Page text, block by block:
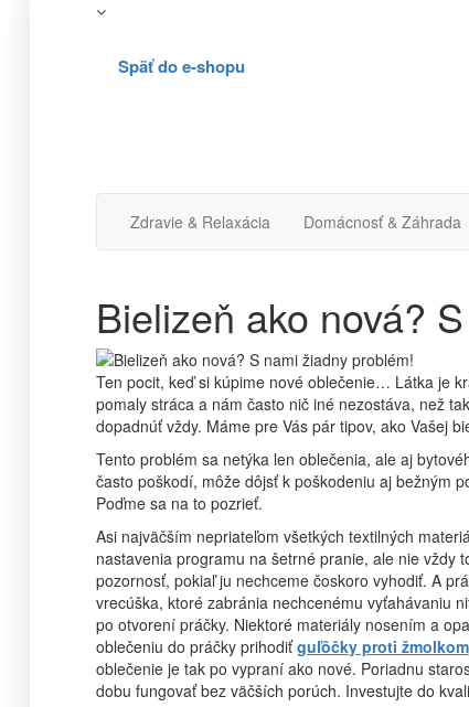
Späť do e-shopu
Zdravie & Relaxácia Domácnosť & Záhrada
Bielizeň ako nová?
Ten pocit, keď si kúpime nové oblečenie… Látka je
pomaly stráca a nám často nič iné nezostáva, než
dopadnúť vždy. Máme pre Vás pár tipov, ako Vašej
Tento problém sa netýka len oblečenia, ale aj
často poškodí, môže dôjsť k poškodeniu aj bežným
Poďme sa na to pozrieť.
Asi najväčším nepriateľom všetkých textilných
nastavenia programu na šetrné pranie, ale nie vždy
pozornosť, pokiaľ ju nechceme čoskoro vyhodiť. A
vrecúška, ktoré zabránia nechcenému vyťahávaniu
po otvorení práčky. Niektoré materiály nosením a
oblečeniu do práčky prihodiťguľôčky proti žmolkom
oblečenie je tak po vypraní ako nové. Poriadnu
dobu fungovať bez väčších porúch. Investujte do